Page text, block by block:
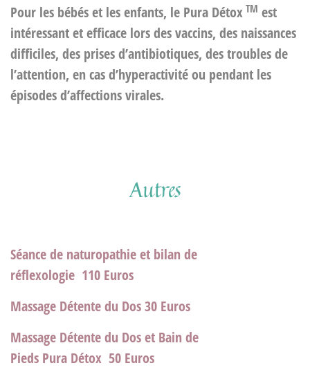
Pour les bébés et les enfants, le Pura Détox TM est
intéressant et efficace lors des vaccins, des naissances
difficiles, des prises d’antibiotiques, des troubles de
l’attention, en cas d’hyperactivité ou pendant les
épisodes d’affections virales.
Autres
Séance de naturopathie et bilan de
réflexologie 110 Euros
Massage Détente du Dos30 Euros
Massage Détente du Dos et Bain de
Pieds Pura Détox 50 Euros